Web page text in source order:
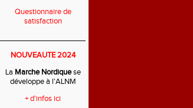
Questionnaire de
satisfaction
NOUVEAUTE 2024
La Marche Nordiquese
développe à l'ALNM
+ d'infos ici